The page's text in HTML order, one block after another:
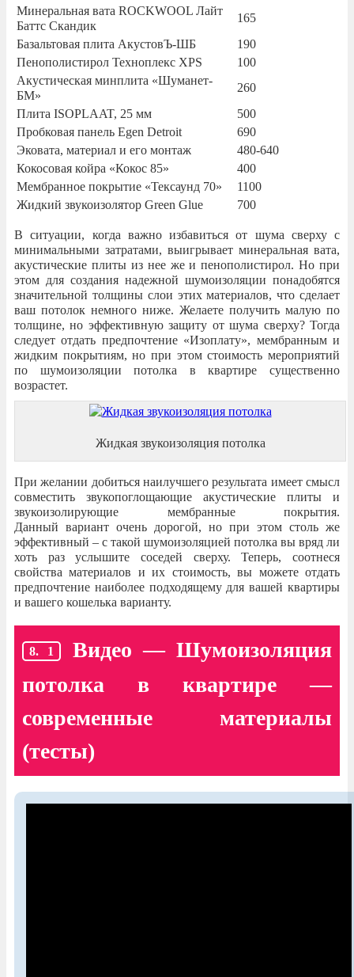
Минеральная вата ROCKWOOL Лайт
Баттс Скандик
165
Базальтовая плита АкустовЪ-ШБ
190
Пенополистирол Техноплекс XPS
100
Акустическая минплита «Шуманет-
БМ»
260
Плита ISOPLAAT, 25 мм
500
Пробковая панель Egen Detroit
690
Эковата, материал и его монтаж
480-640
Кокосовая койра «Кокос 85»
400
Мембранное покрытие «Тексаунд 70»
1100
Жидкий звукоизолятор Green Glue
700
В ситуации, когда важно избавиться от шума сверху с
минимальными затратами, выигрывает минеральная вата,
акустические плиты из нее же и пенополистирол. Но при
этом для создания надежной шумоизоляции понадобятся
значительной толщины слои этих материалов, что сделает
ваш потолок немного ниже. Желаете получить малую по
толщине, но эффективную защиту от шума сверху? Тогда
следует отдать предпочтение «Изоплату», мембранным и
жидким покрытиям, но при этом стоимость мероприятий
по шумоизоляции потолка в квартире существенно
возрастет.
Жидкая звукоизоляция потолка
При желании добиться наилучшего результата имеет смысл
совместить звукопоглощающие акустические плиты и
звукоизолирующие мембранные покрытия.
Данный вариант очень дорогой, но при этом столь же
эффективный – с такой шумоизоляцией потолка вы вряд ли
хоть раз услышите соседей сверху. Теперь, соотнеся
свойства материалов и их стоимость, вы можете отдать
предпочтение наиболее подходящему для вашей квартиры
и вашего кошелька варианту.
Видео — Шумоизоляция
потолка в квартире —
современные материалы
(тесты)